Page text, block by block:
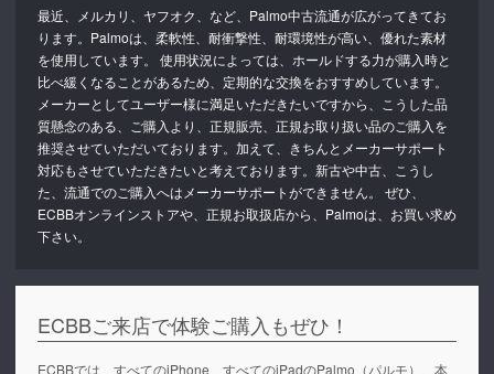
最近、メルカリ、ヤフオク、など、Palmo中古流通が広がってきてお
ります。Palmoは、柔軟性、耐衝撃性、耐環境性が高い、優れた素材
を使用しています。 使用状況によっては、ホールドする力が購入時と
比べ緩くなることがあるため、定期的な交換をおすすめしています。
メーカーとしてユーザー様に満足いただきたいですから、こうした品
質懸念のある、ご購入より、正規販売、正規お取り扱い品のご購入を
推奨させていただいております。加えて、きちんとメーカーサポート
対応もさせていただきたいと考えております。新古や中古、こうし
た、流通でのご購入へはメーカーサポートができません。 ぜひ、
ECBBオンラインストアや、正規お取扱店から、Palmoは、お買い求め
下さい。
ECBBご来店で体験ご購入もぜひ！
ECBBでは、すべてのiPhone、すべてのiPadのPalmo（パルモ）、本